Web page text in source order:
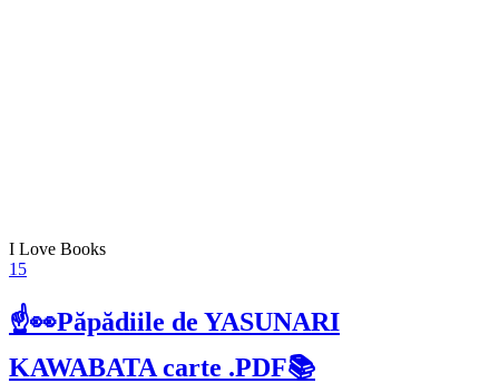
I Love Books
15
☝👀Păpădiile de YASUNARI
KAWABATA carte .PDF📚